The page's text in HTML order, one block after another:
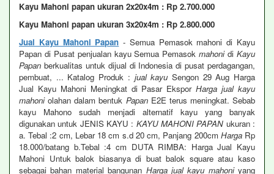
Kayu Mahoni papan ukuran 2x20x4m : Rp 2.700.000
Kayu Mahoni papan ukuran 3x20x4m : Rp 2.800.000
Jual Kayu Mahoni Papan - Semua Pemasok mahoni di Kayu
Papan di Pusat penjualan kayu Semua PemasokmahonidiKayu
Papan berkualitas untuk dijual di Indonesia di pusat perdagangan,
pembuat, ... Katalog Produk : jual kayuSengon 29 Aug Harga
Jual Kayu Mahoni Meningkat di Pasar EksporHarga jual kayu
mahoniolahan dalam bentuk PapanE2E terus meningkat. Sebab
kayu Mahono sudah menjadi alternatif kayu yang banyak
digunakan untuk JENIS KAYU : KAYU MAHONI PAPAN ukuran :
a. Tebal :2 cm, Lebar 18 cm s.d 20 cm, Panjang 200cm HargaRp
18.000/batang b.Tebal :4 cm DUTA RIMBA: Harga Jual Kayu
Mahoni Untuk balok biasanya di buat balok square atau kaso
sebagai bahan material bangunan Harga jual kayu mahoniyang